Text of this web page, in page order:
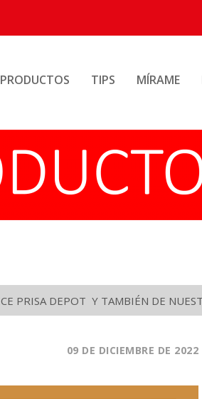
PRODUCTOS TIPS MÍRAME
PRISA DEPOT Y TAMBIÉN DE
09 DE DICIEMBRE DE 2022